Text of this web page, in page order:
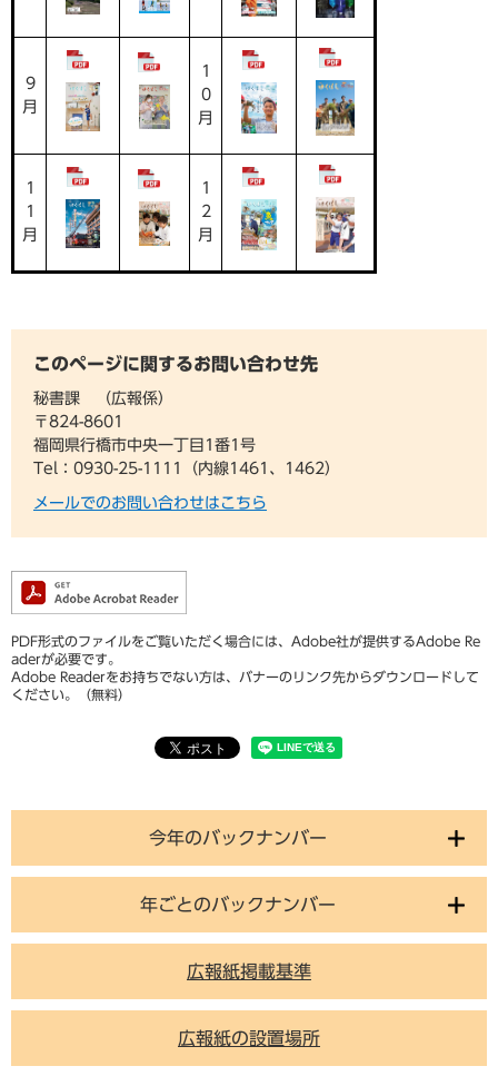
今年のバックナンバー
年ごとのバックナンバー
広報紙掲載基準
広報紙の設置場所
9
月
1
0
月
1
1
月
1
2
月
このページに関するお問い合わせ先
秘書課
広報係
〒824-8601
福岡県行橋市中央一丁目1番1号
Tel：0930-25-1111（内線1461、1462）
メールでのお問い合わせはこちら
PDF形式のファイルをご覧いただく場合には、Adobe社が提供するAdobe Re
aderが必要です。
Adobe Readerをお持ちでない方は、バナーのリンク先からダウンロードして
ください。（無料）